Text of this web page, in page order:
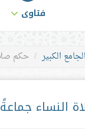
فتاوى
الكبير حكم
النساء